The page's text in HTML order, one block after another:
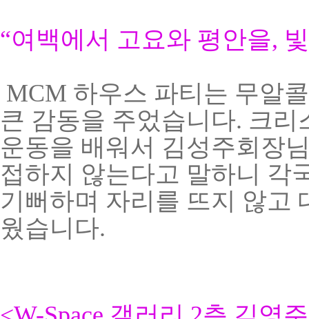
“여백에서 고요와 평안을,
MCM 하우스 파티는 무알
큰 감동을 주었습니다. 크
운동을 배워서 김성주회장
접하지 않는다고 말하니 각
기뻐하며 자리를 뜨지 않고
웠습니다.